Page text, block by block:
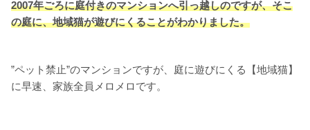
2007年ごろに庭付きのマンションへ引っ越しのですが、そこ
の庭に、地域猫が遊びにくることがわかりました。
”ペット禁止”のマンションですが、庭に遊びにくる【地域猫】
に早速、家族全員メロメロです。